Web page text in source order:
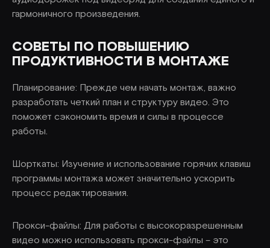
гармоничного произведения.
СОВЕТЫ ПО ПОВЫШЕНИЮ
ПРОДУКТИВНОСТИ В МОНТАЖЕ
Планирование: Прежде чем начать монтаж, важно
разработать четкий план и структуру видео. Это
поможет сэкономить время и силы в процессе
работы.
Шорткаты: Изучение и использование горячих клавиш
программы монтажа может значительно ускорить
процесс редактирования.
Прокси-файлы: Для работы с высокоразрешенным
видео можно использовать прокси-файлы – это